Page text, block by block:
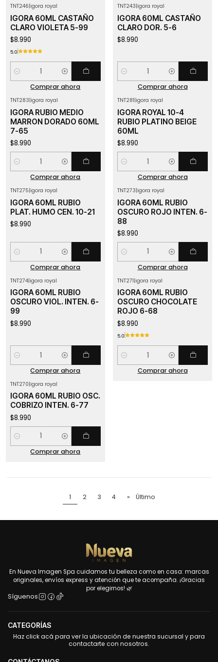
TNT246|igora royal
IGORA 60ML CASTAÑO
CLARO VIOLETA 5-99
$8.990
5.0
Cantidad
Comprar ahora
TNT243|igora royal
IGORA 60ML CASTAÑO
CLARO DOR. 5-6
$8.990
Cantidad
Comprar ahora
TNT283|igora royal
IGORA RUBIO MEDIO
MARRON DORADO 60ML
7-65
$8.990
Cantidad
Comprar ahora
TNT281|igora royal
IGORA ROYAL 10-4
RUBIO PLATINO BEIGE
60ML
$8.990
Cantidad
Comprar ahora
TNT275|igora royal
IGORA 60ML RUBIO
PLAT. HUMO CEN. 10-21
$8.990
Cantidad
Comprar ahora
TNT273|igora royal
IGORA 60ML RUBIO
OSCURO ROJO INTEN. 6-
88
$8.990
Cantidad
Comprar ahora
TNT274|igora royal
IGORA 60ML RUBIO
OSCURO VIOL. INTEN. 6-
99
$8.990
Cantidad
Comprar ahora
TNT271|igora royal
IGORA 60ML RUBIO
OSCURO CHOCOLATE
ROJO 6-68
$8.990
5.0
Cantidad
Comprar ahora
TNT270|igora royal
IGORA 60ML RUBIO OSC.
COBRIZO INTEN. 6-77
$8.990
Cantidad
Comprar ahora
1 2 3 4 » Último
En Nueva Imagen Spa cuidamos tu belleza como en casa: marcas
originales, envíos express y atención que te acompaña. ¡Gracias
por elegirnos! 🌿
Síguenos
CATEGORÍAS
Haz click acá para ver la ubicación de nuestra sucursal y para
contactarte con nosotros.